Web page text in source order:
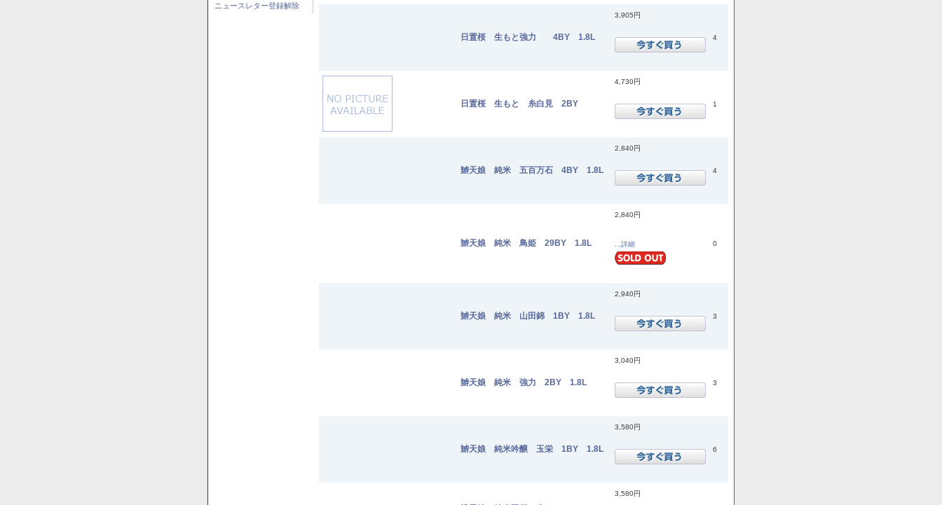
ニュースレター登録解除
日置桜 生もと強力 4BY 1.8L
3,905円
4
日置桜 生もと 糸白見 2BY
4,730円
1
辧天娘 純米 五百万石 4BY 1.8L
2,840円
4
辧天娘 純米 鳥姫 29BY 1.8L
2,840円
...詳細 0
辧天娘 純米 山田錦 1BY 1.8L
2,940円
3
辧天娘 純米 強力 2BY 1.8L
3,040円
3
辧天娘 純米吟醸 玉栄 1BY 1.8L
3,580円
6
3,580円